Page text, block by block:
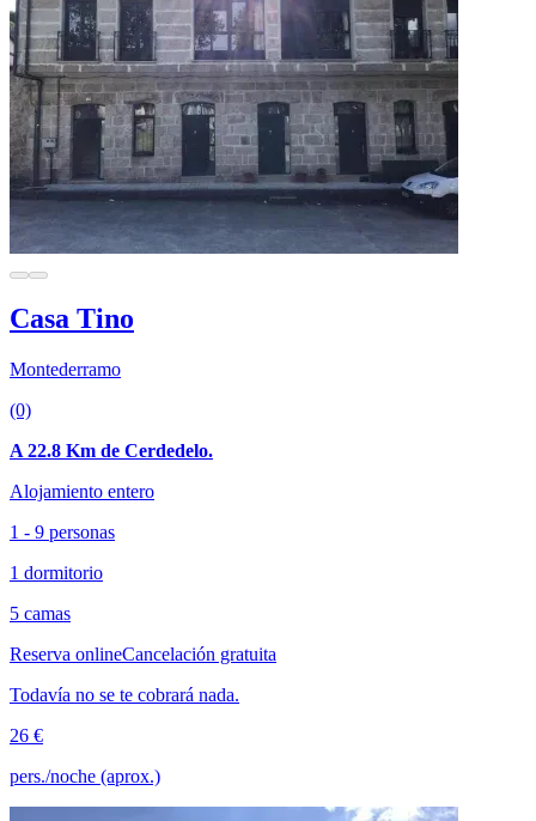
Casa Tino
Montederramo
(0)
A 22.8 Km de Cerdedelo.
Alojamiento entero
1 - 9 personas
1 dormitorio
5 camas
Reserva onlineCancelación gratuita
Todavía no se te cobrará nada.
26 €
pers./noche (aprox.)